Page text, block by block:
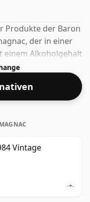
Produkte der Baron
der in einer
einem Alkoholgehalt
Vintage